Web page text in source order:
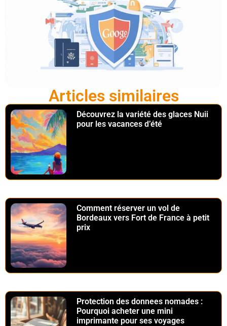
Articles similaires
Découvrez la variété des glaces Nuii
pour les vacances d’été
Comment réserver un vol de
Bordeaux vers Fort de France à petit
prix
Protection des donnees nomades :
Pourquoi acheter une mini
imprimante pour ses voyages